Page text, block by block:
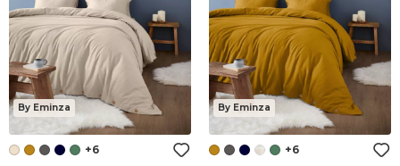
By Eminza
+6
By Eminza
+6